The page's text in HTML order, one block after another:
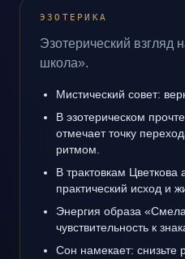
ЭЗОТЕРИКА
Эзотерический взгляд
школа».
Мистический совет:
В эзотерическом
отмечает точку
ритмом.
В трактовкам
практический исход и
Энергия образа
чувствительность к
Сон намекает: снизьте